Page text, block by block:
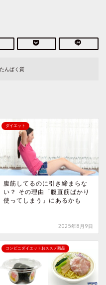
んぱく質
ダイエット
腹筋してるのに引き締まらな
い？ その理由「腹直筋ばかり
使ってしまう」にあるかも
2025年8月9日
コンビニダイエットおススメ商品